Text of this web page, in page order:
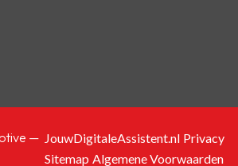
— JouwDigitaleAssistent.nl Privacy
Sitemap Algemene Voorwaarden